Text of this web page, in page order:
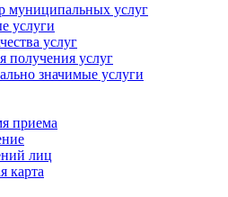
муниципальных услуг
услуги
услуг
получения услуг
значимые услуги
приема
лиц
карта